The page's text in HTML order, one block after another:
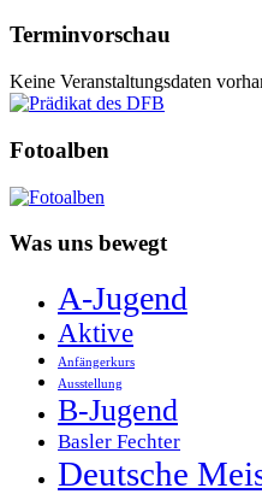
Terminvorschau
Keine Veranstaltungsdaten
Fotoalben
Was uns bewegt
A-Jugend
Aktive
Anfängerkurs
Ausstellung
B-Jugend
Basler Fechter
Deutsche